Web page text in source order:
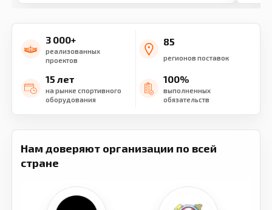
3 000+
реализованных
проектов
85
регионов поставок
15 лет
на рынке спортивного
оборудования
100%
выполненных
обязательств
Нам доверяют организации по всей
стране